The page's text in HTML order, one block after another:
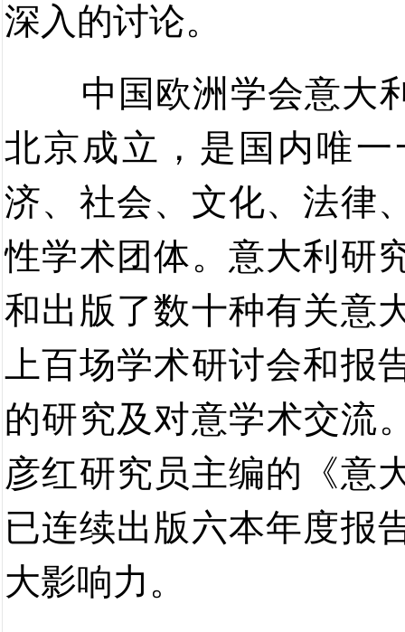
深入的讨论。
中国欧洲学会意大
北京成立，是国内唯
济、社会、文化、法律
性学术团体。意大利研
和出版了数十种有关意
上百场学术研讨会和报
的研究及对意学术交流
彦红研究员主编的《意
已连续出版六本年度报
大影响力。